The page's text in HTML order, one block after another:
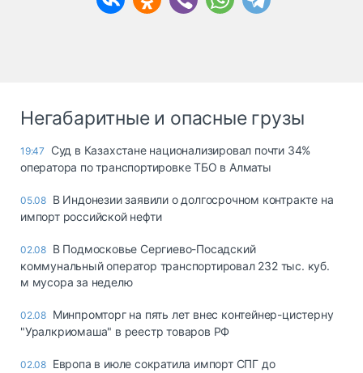
Негабаритные и опасные грузы
19:47
Суд в Казахстане национализировал почти 34%
оператора по транспортировке ТБО в Алматы
05.08 В Индонезии заявили о долгосрочном контракте на
импорт российской нефти
02.08 В Подмосковье Сергиево-Посадский
коммунальный оператор транспортировал 232 тыс. куб.
м мусора за неделю
02.08 Минпромторг на пять лет внес контейнер-цистерну
"Уралкриомаша" в реестр товаров РФ
02.08 Европа в июле сократила импорт СПГ до